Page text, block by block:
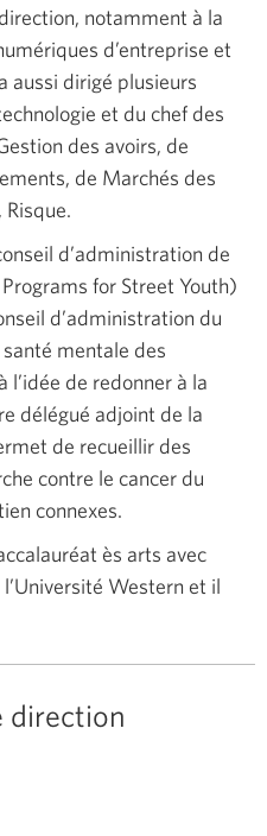
notamment à la
d’entreprise et
aussi dirigé plusieurs
et du chef des
des avoirs, de
de Marchés des
d’administration de
for Street Youth)
d’administration du
mentale des
l’idée de redonner à la
délégué adjoint de la
de recueillir des
contre le cancer du
connexes.
ès arts avec
Western et il
direction